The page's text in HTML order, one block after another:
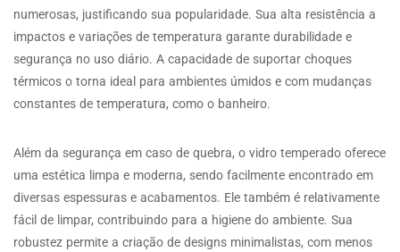
numerosas, justificando sua popularidade. Sua alta resistência a
impactos e variações de temperatura garante durabilidade e
segurança no uso diário. A capacidade de suportar choques
térmicos o torna ideal para ambientes úmidos e com mudanças
constantes de temperatura, como o banheiro.
Além da segurança em caso de quebra, o vidro temperado oferece
uma estética limpa e moderna, sendo facilmente encontrado em
diversas espessuras e acabamentos. Ele também é relativamente
fácil de limpar, contribuindo para a higiene do ambiente. Sua
robustez permite a criação de designs minimalistas, com menos